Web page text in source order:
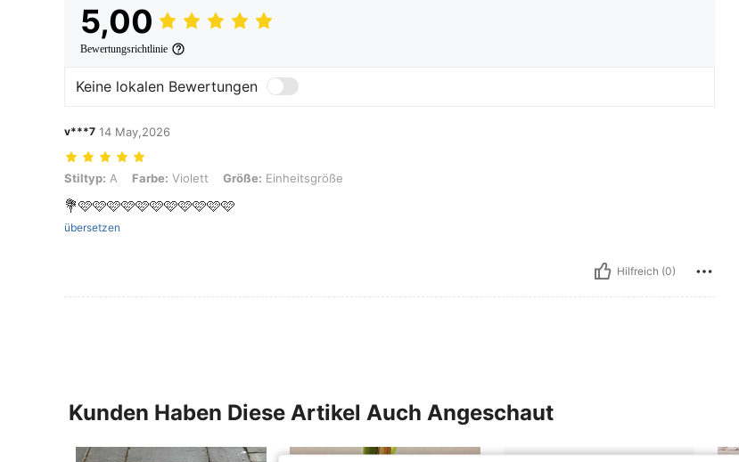
5,00
Bewertungsrichtlinie
Keine lokalen Bewertungen
v***7 14 May,2026
Stiltyp: A, Farbe: Violett, Größe: Einheitsgröße
Stiltyp: A Farbe: Violett Größe: Einheitsgröße
💐🩷🩷🩷🩷🩷🩷🩷🩷🩷🩷🩷
übersetzen
Hilfreich (0)
Kunden Haben Diese Artikel Auch Angeschaut